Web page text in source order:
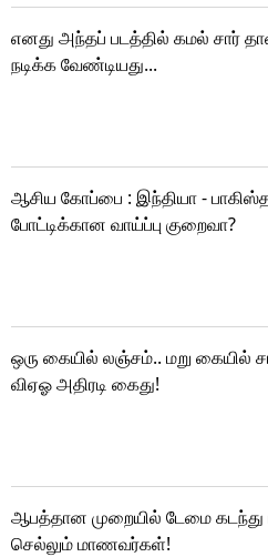
எனது அந்தப் படத்தில் கமல் சார்
நடிக்க வேண்டியது...
ஆசிய கோப்பை : இந்தியா -
போட்டிக்கான வாய்ப்பு குறைவா?
ஒரு கையில் லஞ்சம்.. மறு கையில்
விஏஓ அதிரடி கைது!
ஆபத்தான முறையில் டேமை கடந்து
செல்லும் மாணவர்கள்!